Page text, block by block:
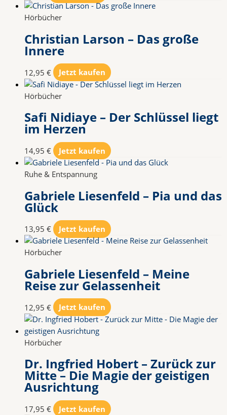
Hörbücher
Christian Larson – Das große
Innere
12,95 € Jetzt kaufen
Hörbücher
Safi Nidiaye – Der Schlüssel liegt
im Herzen
14,95 € Jetzt kaufen
Ruhe & Entspannung
Gabriele Liesenfeld – Pia und das
Glück
13,95 € Jetzt kaufen
Hörbücher
Gabriele Liesenfeld – Meine
Reise zur Gelassenheit
12,95 € Jetzt kaufen
Hörbücher
Dr. Ingfried Hobert – Zurück zur
Mitte – Die Magie der geistigen
Ausrichtung
17,95 € Jetzt kaufen